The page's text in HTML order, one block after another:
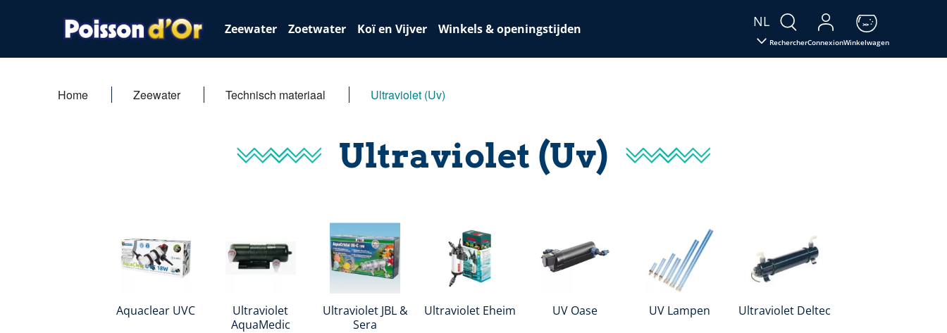
Zeewater Zoetwater Koï en Vijver Winkels & openingstijden NL
RechercherConnexionWinkelwagen
Home Zeewater Technisch materiaal Ultraviolet (Uv)
Ultraviolet (Uv)
Aquaclear UVC
Ultraviolet
AquaMedic
Ultraviolet JBL &
Sera
Ultraviolet Eheim UV Oase UV Lampen Ultraviolet Deltec